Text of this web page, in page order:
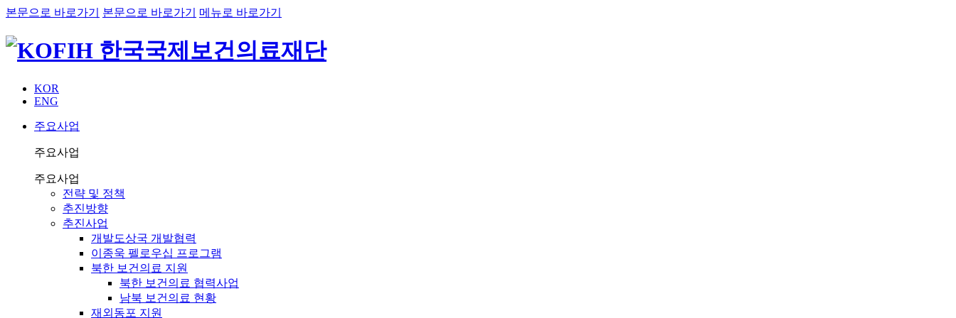
본문으로 바로가기 본문으로 바로가기 메뉴로 바로가기
KOR
ENG
주요사업
주요사업
주요사업
전략 및 정책
추진방향
추진사업
개발도상국 개발협력
이종욱 펠로우십 프로그램
북한 보건의료 지원
북한 보건의료 협력사업
남북 보건의료 현황
재외동포 지원